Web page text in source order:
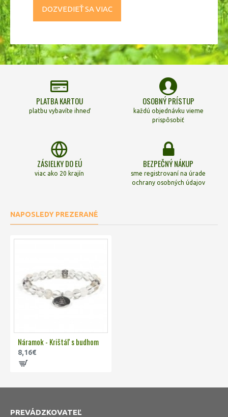
DOZVEDIEŤ SA VIAC
PLATBA KARTOU
platbu vybavíte ihneď
OSOBNÝ PRÍSTUP
každú objednávku vieme
prispôsobiť
ZÁSIELKY DO EÚ
viac ako 20 krajín
BEZPEČNÝ NÁKUP
sme registrovaní na úrade
ochrany osobných údajov
NAPOSLEDY PREZERANÉ
Náramok - Krištáľ s budhom
8,16€
PREVÁDZKOVATEĽ